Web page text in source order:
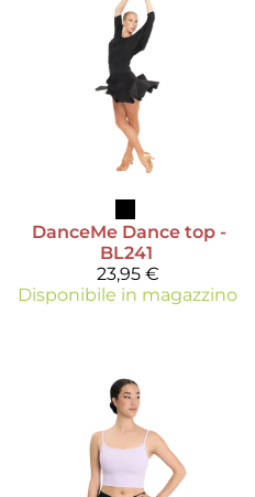
DanceMe Dance top -
BL241
23,95 €
Disponibile in magazzino